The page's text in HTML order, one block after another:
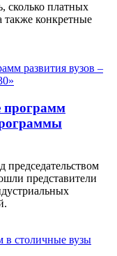
сколько платных
также конкретные
программ
председательством
представители